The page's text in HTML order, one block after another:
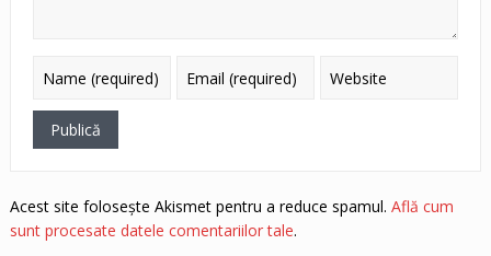
Acest site folosește Akismet pentru a reduce spamul. Află cum
sunt procesate datele comentariilor tale.